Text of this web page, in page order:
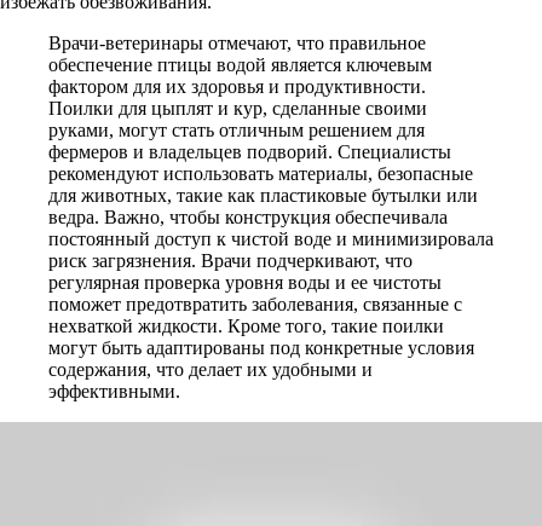
Врачи-ветеринары отмечают, что правильное
обеспечение птицы водой является ключевым
фактором для их здоровья и продуктивности.
Поилки для цыплят и кур, сделанные своими
руками, могут стать отличным решением для
фермеров и владельцев подворий. Специалисты
рекомендуют использовать материалы, безопасные
для животных, такие как пластиковые бутылки или
ведра. Важно, чтобы конструкция обеспечивала
постоянный доступ к чистой воде и минимизировала
риск загрязнения. Врачи подчеркивают, что
регулярная проверка уровня воды и ее чистоты
поможет предотвратить заболевания, связанные с
нехваткой жидкости. Кроме того, такие поилки
могут быть адаптированы под конкретные условия
содержания, что делает их удобными и
эффективными.